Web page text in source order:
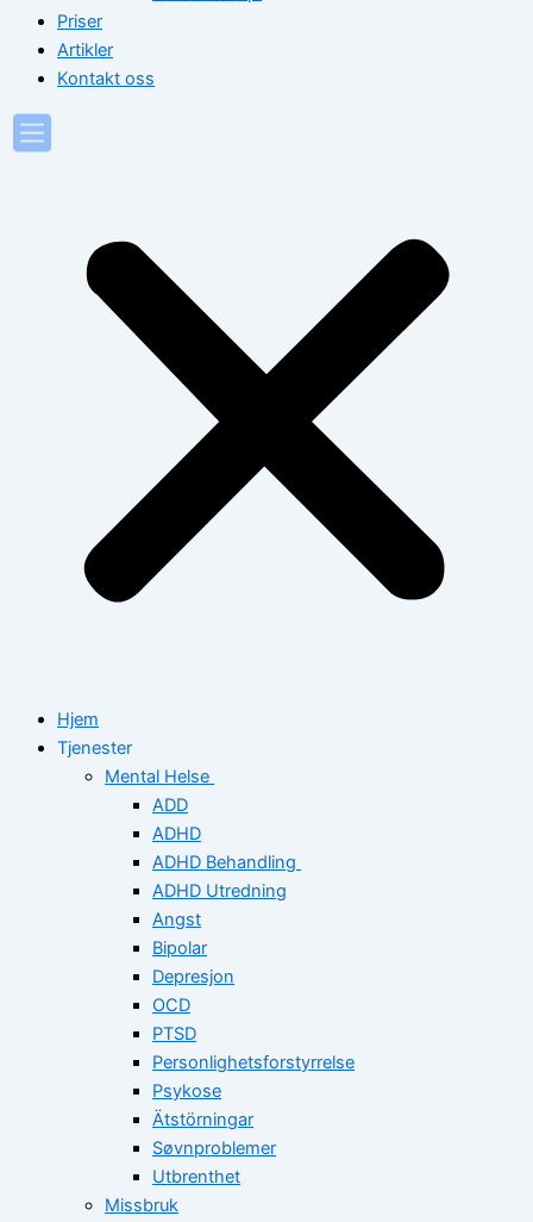
Priser
Artikler
Kontakt oss
Hjem
Tjenester
Mental Helse
ADD
ADHD
ADHD Behandling
ADHD Utredning
Angst
Bipolar
Depresjon
OCD
PTSD
Personlighetsforstyrrelse
Psykose
Ätstörningar
Søvnproblemer
Utbrenthet
Missbruk